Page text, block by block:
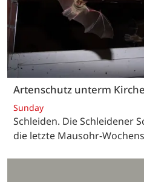
Artenschutz unterm
Sunday
Schleiden. Die Schleidener
die letzte Mausohr-